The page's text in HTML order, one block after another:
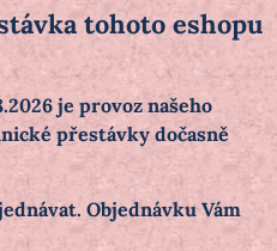
tohoto eshopu
je provoz našeho
přestávky dočasně
Objednávku Vám